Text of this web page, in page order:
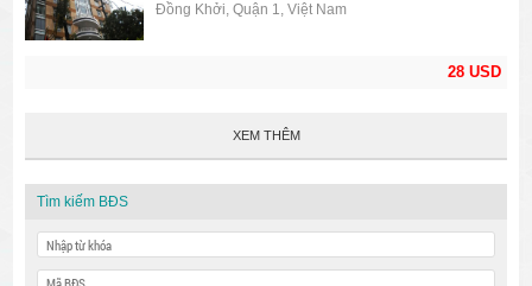
28 USD
Đồng Khởi, Quận 1, Việt Nam
XEM THÊM
Tìm kiếm BĐS